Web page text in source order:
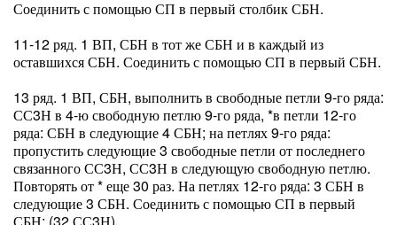
Соединить с помощью СП в первый столбик СБН.
11-12 ряд. 1 ВП, СБН в тот же СБН и в каждый из
оставшихся СБН. Соединить с помощью СП в первый СБН.
13 ряд. 1 ВП, СБН, выполнить в свободные петли 9-го ряда:
СС3Н в 4-ю свободную петлю 9-го ряда, *в петли 12-го
ряда: СБН в следующие 4 СБН; на петлях 9-го ряда:
пропустить следующие 3 свободные петли от последнего
связанного СС3Н, СС3Н в следующую свободную петлю.
Повторять от * еще 30 раз. На петлях 12-го ряда: 3 СБН в
следующие 3 СБН. Соединить с помощью СП в первый